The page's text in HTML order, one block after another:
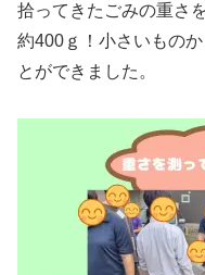
拾ってきたごみの重さ
約400ｇ！小さいもの
とができました。